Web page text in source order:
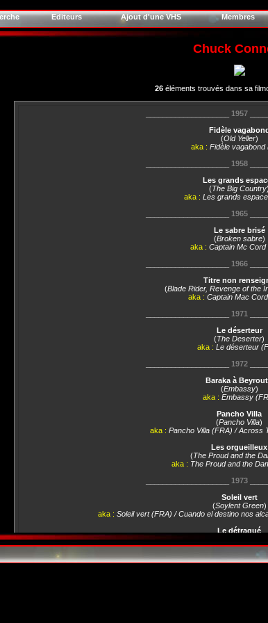
Editeurs Ajout d'une VHS Membres
Chuck
26éléments trouvés dans sa
1957
Fidèle
(Old Yeller)
aka : Fidèle vagabond
1958
Les grands
(The Big Country)
aka : Les grands
1965
Le sabre brisé
(Broken sabre)
aka : Captain Mc Cord
1966
Titre non
(Blade Rider, Revenge of the
aka : Captain Mac
1971
Le déserteur
(The Deserter)
aka : Le déserteur
1972
Baraka à
(Embassy)
aka : Embassy
Pancho Villa
(Pancho Villa)
aka : Pancho Villa (FRA) / Across
Les orgueilleux
(The Proud and the
aka : The Proud and the
1973
Soleil vert
(Soylent Green)
aka : Soleil vert (FRA) / Cuando el destino nos
Le détraqué
aka :Détraqué (FRA) / Le
____________________1976